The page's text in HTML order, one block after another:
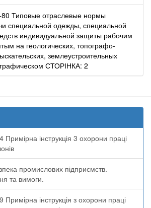
Типовые отраслевые нормы
специальной одежды, специальной
индивидуальной защиты рабочим
на геологических, топографо-
землеустроительных
СТОРІНКА: 2
інструкція 3 охорони праці
промислових підприємств.
та вимоги.
інструкція з охорони праці